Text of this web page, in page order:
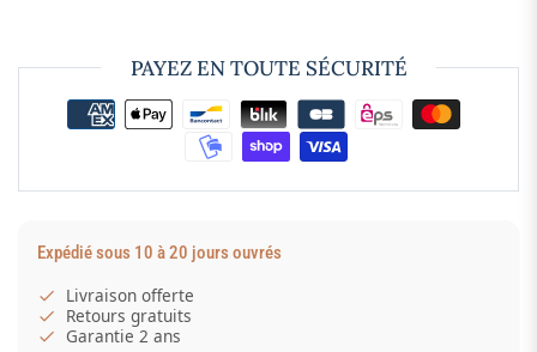
PAYEZ EN TOUTE SÉCURITÉ
Expédié sous 10 à 20 jours ouvrés
Livraison offerte
Retours gratuits
Garantie 2 ans